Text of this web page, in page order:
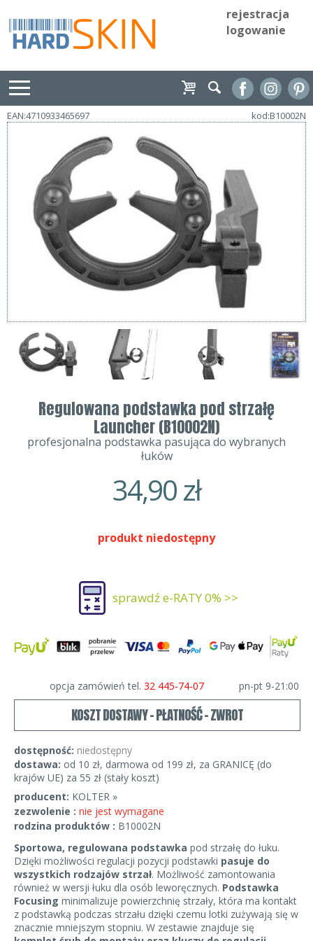
rejestracja
logowanie
EAN:4710933465697 kod:B10002N
Regulowana podstawka pod strzałę
Launcher (B10002N)
profesjonalna podstawka pasująca do wybranych
łuków
34,90zł
produkt niedostępny
sprawdź e-RATY 0% >>
opcja zamówień tel. 32 445-74-07 pn-pt 9-21:00
KOSZT DOSTAWY - PŁATNOŚĆ - ZWROT
dostępność: niedostępny
dostawa: od 10 zł, darmowa od 199 zł, za GRANICĘ (do
krajów UE) za 55 zł (stały koszt)
producent: KOLTER »
zezwolenie : nie jest wymagane
rodzina produktów : B10002N
Sportowa, regulowana podstawka pod strzałę do łuku.
Dzięki możliwości regulacji pozycji podstawki pasuje do
wszystkich rodzajów strzał. Możliwość zamontowania
również w wersji łuku dla osób leworęcznych. Podstawka
Focusing minimalizuje powierzchnię strzały, która ma kontakt
z podstawką podczas strzału dzięki czemu lotki zużywają się w
znacznie mniejszym stopniu. W zestawie znajduje się